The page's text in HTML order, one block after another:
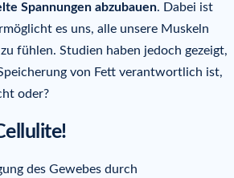
Spannungen abzubauen. Dabei ist
es uns, alle unsere Muskeln
fühlen. Studien haben jedoch gezeigt,
von Fett verantwortlich ist,
oder?
des Gewebes durch